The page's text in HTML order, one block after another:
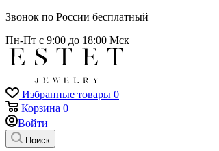
Звонок по России бесплатный
Пн-Пт с 9:00 до 18:00 Мск
Избранные товары 0
Корзина 0
Войти
Поиск